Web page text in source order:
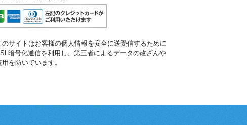
のサイトはお客様の個人情報を安全に送受信するために
暗号化通信を利用し、第三者によるデータの改ざんや
用を防いでいます。